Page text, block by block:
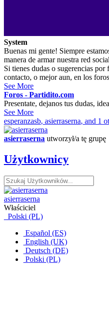
System
Buenas mi gente! Siempre
manera de armar nuestra red
Si tienes dudas o sugerencias
contacto, o mejor aun, en los foros
See More
Foros - Partidito.com
Presentate, dejanos tus dudas,
See More
esperanzasb, asierraserna, and 1
asierraserna utworzył/a tę grupę
Użytkownicy
asierraserna
Właściciel
Polski (PL)
Español (ES)
English (UK)
Deutsch (DE)
Polski (PL)